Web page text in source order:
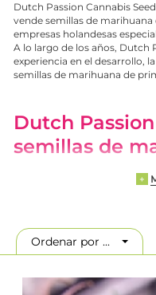
Dutch Passion Cannabis
vende semillas de marihuana
empresas holandesas
A lo largo de los años, Dutch
experiencia en el desarrollo,
semillas de marihuana de
Dutch Passion
semillas de
condiciones de cultivo
producen plantas
genéticas que reciben en
+
Ordenar por ...